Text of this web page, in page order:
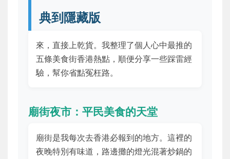
典到隱藏版
來，直接上乾貨。我整理了個人心中最推的
五條美食街香港熱點，順便分享一些踩雷經
驗，幫你省點冤枉路。
廟街夜市：平民美食的天堂
廟街是我每次去香港必報到的地方。這裡的
夜晚特別有味道，路邊攤的燈光混著炒鍋的